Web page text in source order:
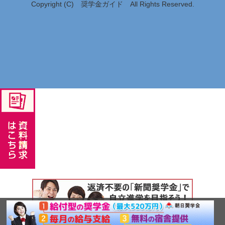
Copyright (C) 奨学金ガイド All Rights Reserved.